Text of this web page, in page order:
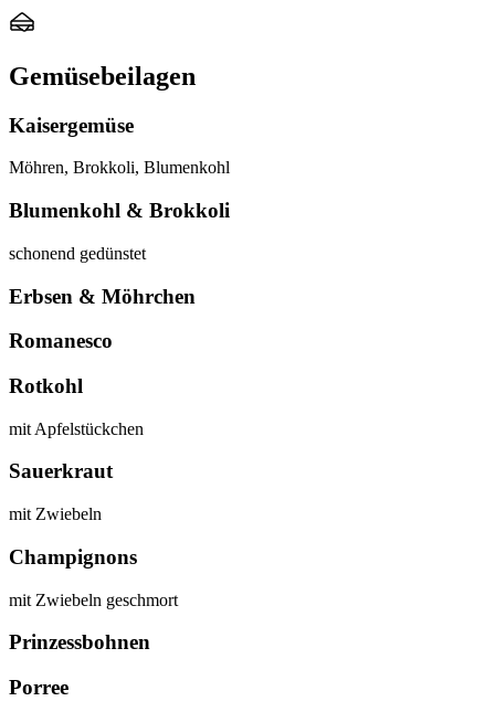
Gemüsebeilagen
Kaisergemüse
Möhren, Brokkoli, Blumenkohl
Blumenkohl & Brokkoli
schonend gedünstet
Erbsen & Möhrchen
Romanesco
Rotkohl
mit Apfelstückchen
Sauerkraut
mit Zwiebeln
Champignons
mit Zwiebeln geschmort
Prinzessbohnen
Porree